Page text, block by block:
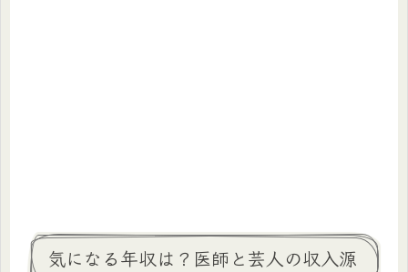
気になる年収は？医師と芸人の収入源